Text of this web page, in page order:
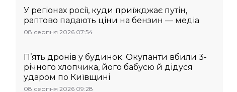
У регіонах росії, куди приїжджає путін,
раптово падають ціни на бензин — медіа
08 серпня 2026 07:54
П’ять дронів у будинок. Окупанти вбили 3-
річного хлопчика, його бабусю й дідуся
ударом по Київщині
08 серпня 2026 09:28